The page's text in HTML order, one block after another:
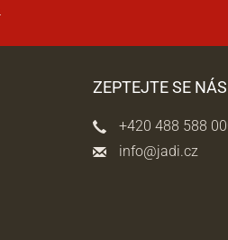
ZEPTEJTE SE NÁS
+420 488 588
info@jadi.cz